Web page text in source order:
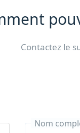
Contactez le
Nom